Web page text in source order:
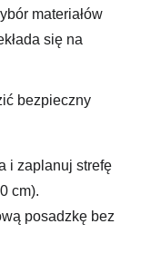
materiałów
się na
bezpieczny
i zaplanuj strefę
cm).
posadzkę bez